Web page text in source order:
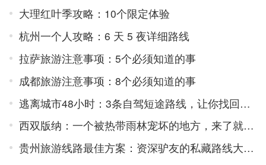
大理红叶季攻略：10个限定体验
杭州一个人攻略：6 天 5 夜详细路线
拉萨旅游注意事项：5个必须知道的事
成都旅游注意事项：8个必须知道的事
逃离城市48小时：3条自驾短途路线，让你找回久违的松弛感
西双版纳：一个被热带雨林宠坏的地方，来了就不想走
贵州旅游线路最佳方案：资深驴友的私藏路线大公开